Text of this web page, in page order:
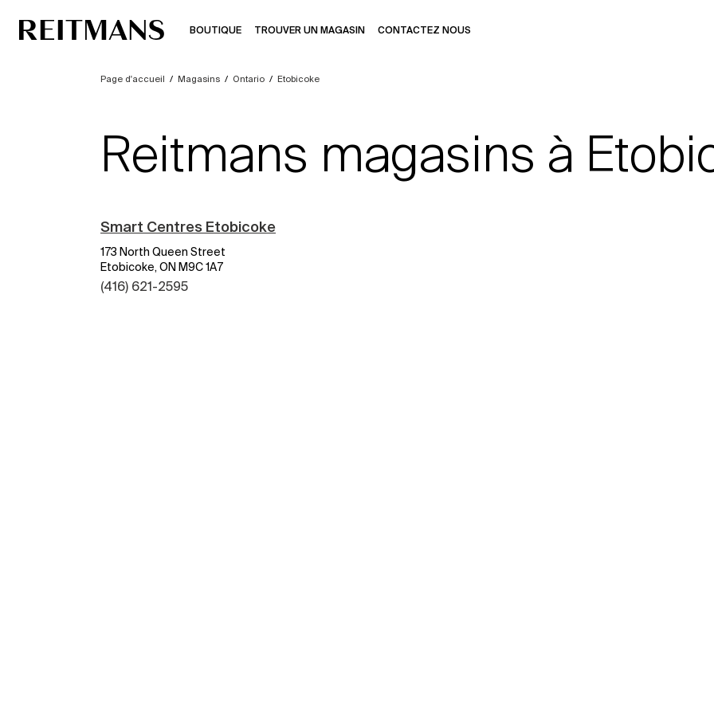
BOUTIQUE TROUVER UN MAGASIN CONTACTEZ NOUS
Page d'accueil / Magasins / Ontario / Etobicoke
Reitmans magasins à
Smart Centres Etobicoke
173 North Queen Street
Etobicoke, ON M9C 1A7
(416) 621-2595